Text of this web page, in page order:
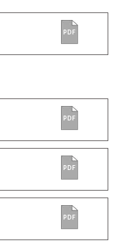
PDF
PDF
PDF
PDF